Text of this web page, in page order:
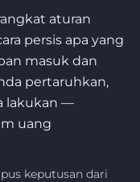
aturan
persis apa yang
masuk dan
pertaruhkan,
lakukan —
uang
keputusan dari